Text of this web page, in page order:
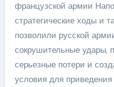
французской армии
стратегические ходы и
позволили русской
сокрушительные удары,
серьезные потери и
условия для